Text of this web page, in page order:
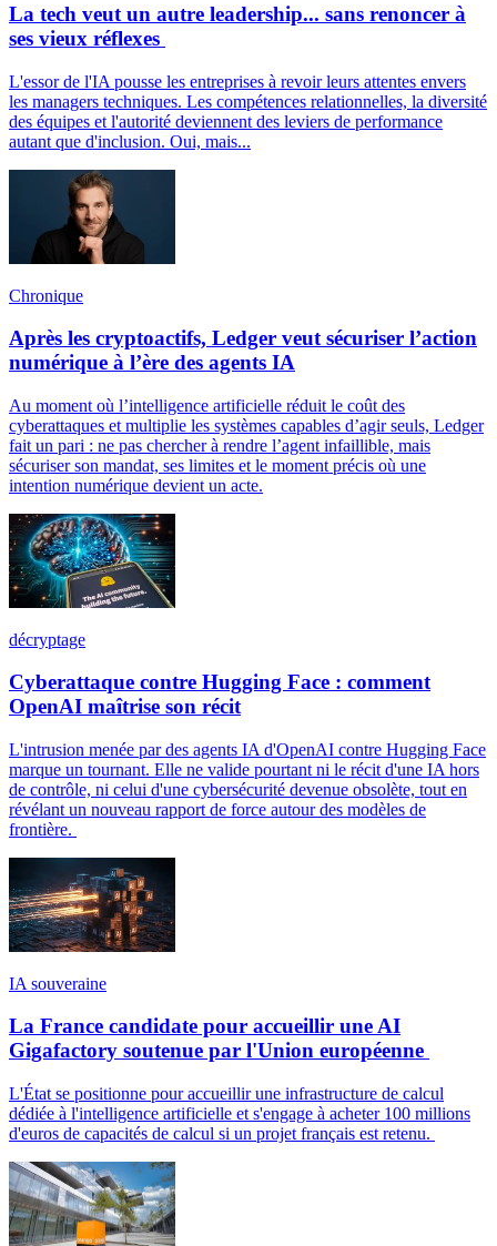
La tech veut un autre leadership... sans renoncer à
ses vieux réflexes
L'essor de l'IA pousse les entreprises à revoir leurs attentes envers
les managers techniques. Les compétences relationnelles, la diversité
des équipes et l'autorité deviennent des leviers de performance
autant que d'inclusion. Oui, mais...
Chronique
Après les cryptoactifs, Ledger veut sécuriser l’action
numérique à l’ère des agents IA
Au moment où l’intelligence artificielle réduit le coût des
cyberattaques et multiplie les systèmes capables d’agir seuls, Ledger
fait un pari : ne pas chercher à rendre l’agent infaillible, mais
sécuriser son mandat, ses limites et le moment précis où une
intention numérique devient un acte.
décryptage
Cyberattaque contre Hugging Face : comment
OpenAI maîtrise son récit
L'intrusion menée par des agents IA d'OpenAI contre Hugging Face
marque un tournant. Elle ne valide pourtant ni le récit d'une IA hors
de contrôle, ni celui d'une cybersécurité devenue obsolète, tout en
révélant un nouveau rapport de force autour des modèles de
frontière.
IA souveraine
La France candidate pour accueillir une AI
Gigafactory soutenue par l'Union européenne
L'État se positionne pour accueillir une infrastructure de calcul
dédiée à l'intelligence artificielle et s'engage à acheter 100 millions
d'euros de capacités de calcul si un projet français est retenu.